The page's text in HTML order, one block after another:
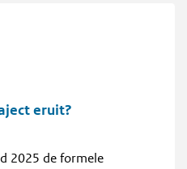
eruit?
2025 de formele